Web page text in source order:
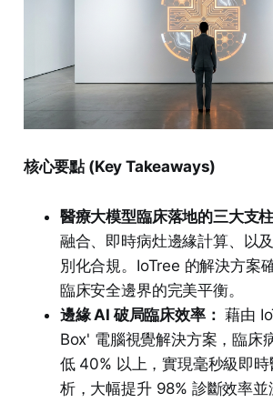
核心要點 (Key Takeaways)
醫療大模型臨床落地的三大支柱
融合、即時病灶邊緣計算、以
別化合規。IoTree 的解決方案
臨床安全邊界的完美平衡。
邊緣 AI 破局臨床效率： 藉由
Box' 電腦視覺解決方案，臨床
低 40% 以上，實現毫秒級即
析，大幅提升 98% 診斷效率並